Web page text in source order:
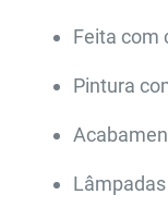
Feita com
Pintura